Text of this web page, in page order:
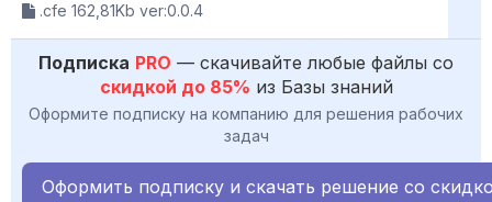
.cfe 162,81Kb ver:0.0.4
Подписка PRO — скачивайте любые файлы со
скидкой до 85% из Базы знаний
Оформите подписку на компанию для решения рабочих
задач
Оформить подписку и скачать решение со